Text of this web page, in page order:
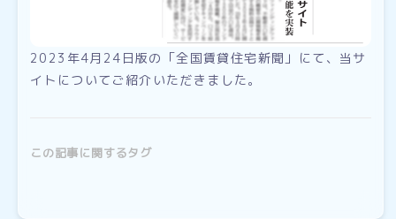
2023年4月24日版の「全国賃貸住宅新聞」にて、当サ
イトについてご紹介いただきました。
この記事に関するタグ